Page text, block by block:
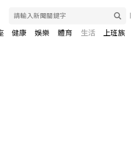
健康 娛樂 體育 生活 上班族